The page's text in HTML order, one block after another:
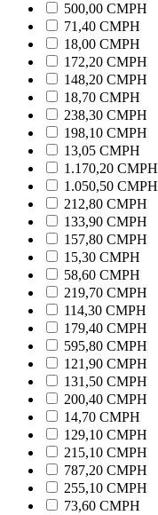
500,00 CMPH
71,40 CMPH
18,00 CMPH
172,20 CMPH
148,20 CMPH
18,70 CMPH
238,30 CMPH
198,10 CMPH
13,05 CMPH
1.170,20 CMPH
1.050,50 CMPH
212,80 CMPH
133,90 CMPH
157,80 CMPH
15,30 CMPH
58,60 CMPH
219,70 CMPH
114,30 CMPH
179,40 CMPH
595,80 CMPH
121,90 CMPH
131,50 CMPH
200,40 CMPH
14,70 CMPH
129,10 CMPH
215,10 CMPH
787,20 CMPH
255,10 CMPH
73,60 CMPH